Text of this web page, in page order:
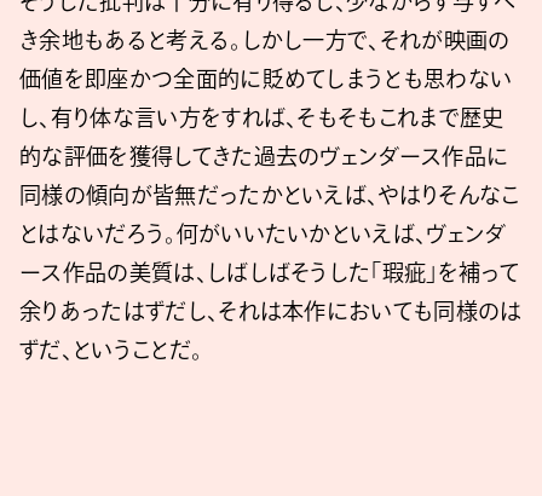
き余地もあると考える。しかし一方で、それが映画の
価値を即座かつ全面的に貶めてしまうとも思わない
し、有り体な言い方をすれば、そもそもこれまで歴史
的な評価を獲得してきた過去のヴェンダース作品に
同様の傾向が皆無だったかといえば、やはりそんなこ
とはないだろう。何がいいたいかといえば、ヴェンダ
ース作品の美質は、しばしばそうした「瑕疵」を補って
余りあったはずだし、それは本作においても同様のは
ずだ、ということだ。